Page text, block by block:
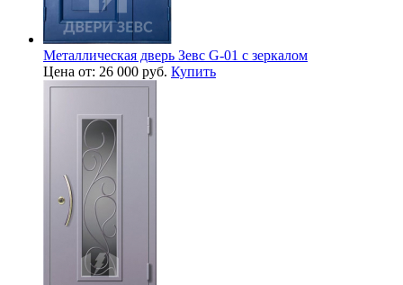
Металлическая дверь Зевс G-01 с зеркалом
Цена от: 26 000 руб. Купить